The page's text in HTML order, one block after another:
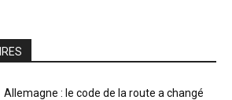
Allemagne : le code de la route a changé